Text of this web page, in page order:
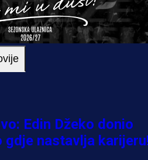
Edin Džeko donio
gdje nastavlja